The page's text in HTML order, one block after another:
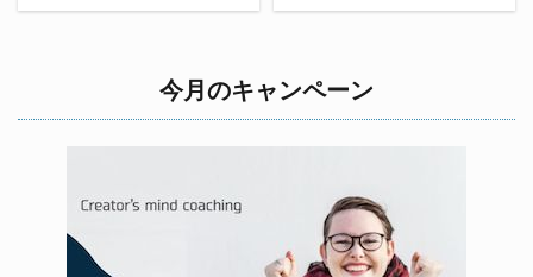
今月のキャンペーン